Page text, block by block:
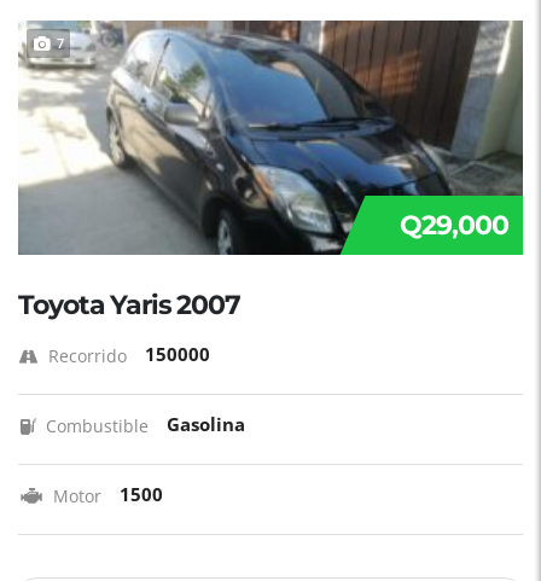
7
Q29,000
Toyota Yaris 2007
Recorrido 150000
Combustible Gasolina
Motor 1500